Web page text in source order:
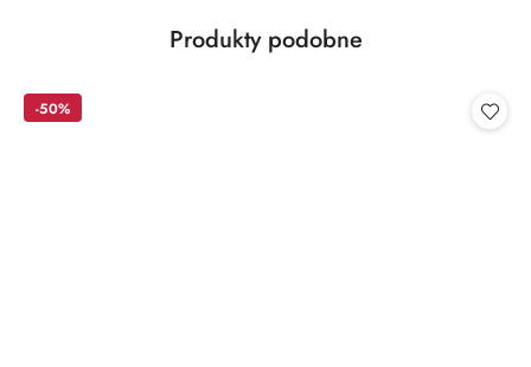
Pomiń karuzelę produktów
Produkty
Produkty podobne
-50%